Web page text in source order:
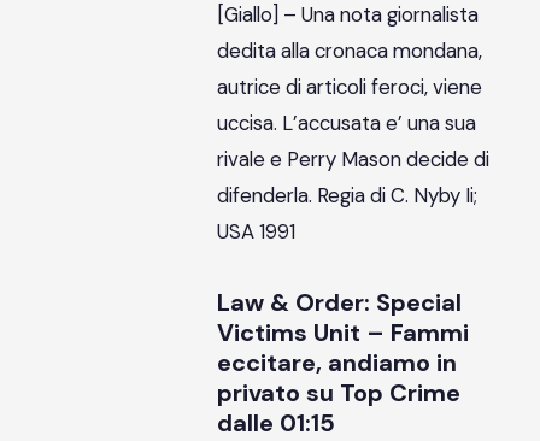
[Giallo] – Una nota giornalista
dedita alla cronaca mondana,
autrice di articoli feroci, viene
uccisa. L’accusata e’ una sua
rivale e Perry Mason decide di
difenderla. Regia di C. Nyby Ii;
USA 1991
Law & Order: Special
Victims Unit – Fammi
eccitare, andiamo in
privato su Top Crime
dalle 01:15